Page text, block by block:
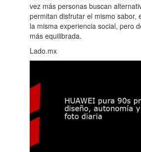
vez más personas buscan
permitan disfrutar el mismo sabor,
la misma experiencia social, pero
más equilibrada.
Lado.mx